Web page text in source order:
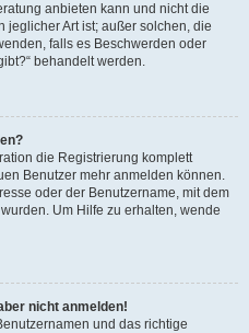
anbieten kann und nicht die
Art ist; außer solchen, die
falls es Beschwerden oder
behandelt werden.
die Registrierung komplett
Benutzer mehr anmelden können.
oder der Benutzername, mit dem
Um Hilfe zu erhalten, wende
nicht anmelden!
und das richtige